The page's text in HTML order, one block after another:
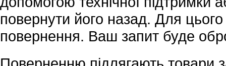
повернути його назад. Для
повернення. Ваш запит буде